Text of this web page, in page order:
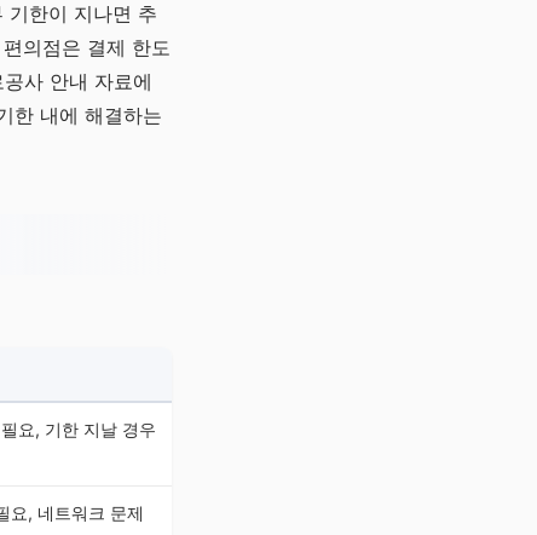
기한이 지나면 추
의점은 결제 한도
사 안내 자료에
한 내에 해결하는
요, 기한 지날 경우
요, 네트워크 문제